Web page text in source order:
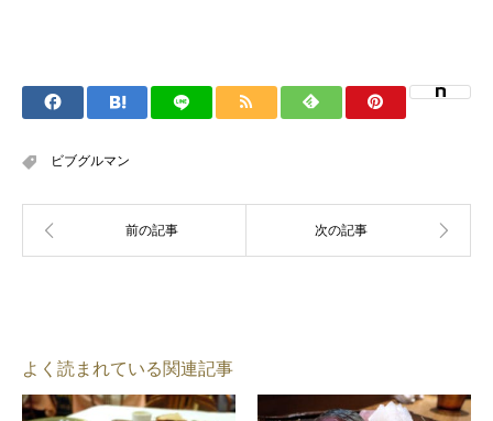
ビブグルマン
よく読まれている関連記事